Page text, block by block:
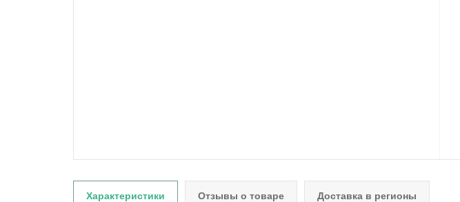
Характеристики Отзывы о товаре Доставка в регионы